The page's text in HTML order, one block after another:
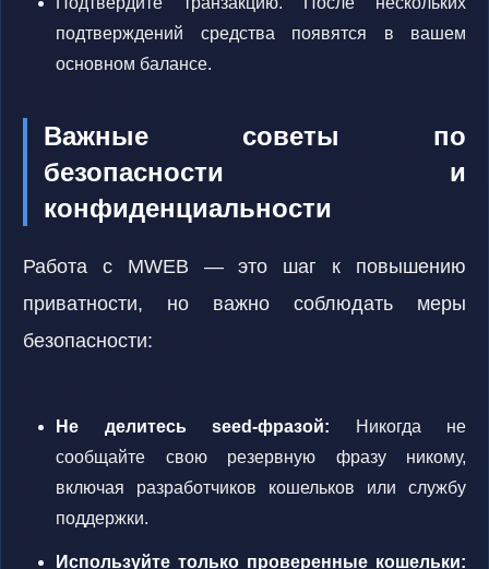
подтверждений средства появятся в вашем
основном балансе.
Важные советы по
безопасности и
конфиденциальности
Работа с MWEB — это шаг к повышению
приватности, но важно соблюдать меры
безопасности:
Не делитесь seed-фразой: Никогда не
сообщайте свою резервную фразу никому,
включая разработчиков кошельков или службу
поддержки.
Используйте только проверенные кошельки: